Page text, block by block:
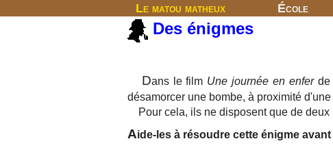
Le matou matheux École
Des énigmes
Dans le film Une journée en enferde
désamorcer une bombe, à proximité d'une
Pour cela, ils ne disposent que de deux
Aide-les à résoudre cette énigme